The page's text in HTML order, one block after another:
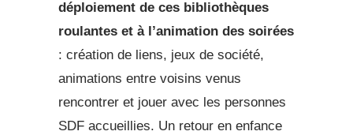
déploiement de ces bibliothèques
roulantes et à l’animation des soirées
: création de liens, jeux de société,
animations entre voisins venus
rencontrer et jouer avec les personnes
SDF accueillies. Un retour en enfance